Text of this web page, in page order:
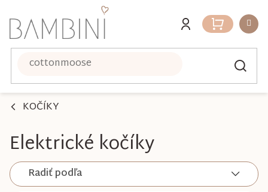
na
obsah
Nákupný
košík
KOČÍKY
Elektrické kočíky
Radiť podľa